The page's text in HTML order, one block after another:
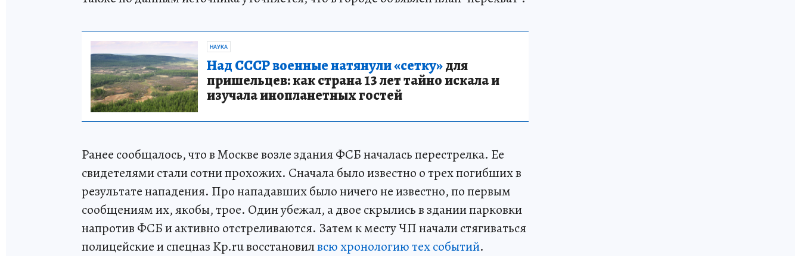
НАУКА
Над СССР военные натянули «сетку»для
пришельцев: как страна 13 лет тайно искала и
изучала инопланетных гостей
Ранее сообщалось, что в Москве возле здания ФСБ началась перестрелка. Ее
свидетелями стали сотни прохожих. Сначала было известно о трех погибших в
результате нападения. Про нападавших было ничего не известно, по первым
сообщениям их, якобы, трое. Один убежал, а двое скрылись в здании парковки
напротив ФСБ и активно отстреливаются. Затем к месту ЧП начали стягиваться
полицейские и спецназ Kp.ru восстановилвсю хронологию тех событий.